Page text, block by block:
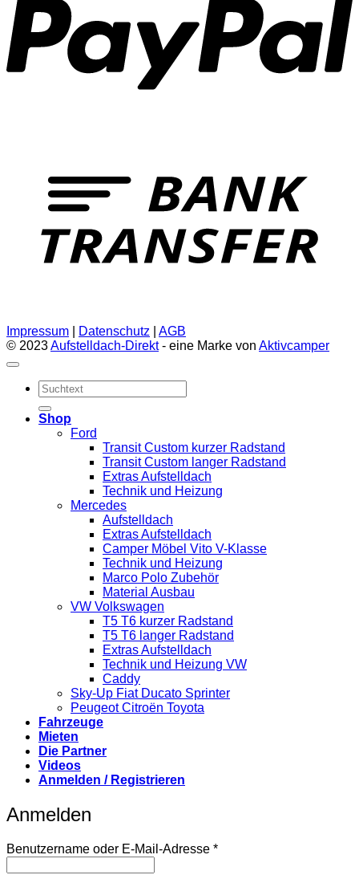
Impressum Datenschutz
AGB
© 2023Aufstelldach-Direkt- eine Marke von Aktivcamper
Suchen
nach:
Shop
Ford
Transit Custom kurzer Radstand
Transit Custom langer Radstand
Extras Aufstelldach
Technik und Heizung
Mercedes
Aufstelldach
Extras Aufstelldach
Camper Möbel Vito V-Klasse
Technik und Heizung
Marco Polo Zubehör
Material Ausbau
VW Volkswagen
T5 T6 kurzer Radstand
T5 T6 langer Radstand
Extras Aufstelldach
Technik und Heizung VW
Caddy
Sky-Up Fiat Ducato Sprinter
Peugeot Citroën Toyota
Fahrzeuge
Mieten
Die Partner
Videos
Anmelden / Registrieren
Anmelden
Benutzername oder E-Mail-Adresse *Erforderlich